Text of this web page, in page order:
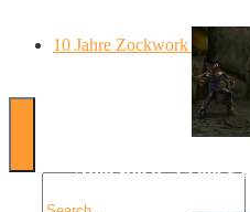
10 Jahre Zockwork Orange
Angespielt: Legacy